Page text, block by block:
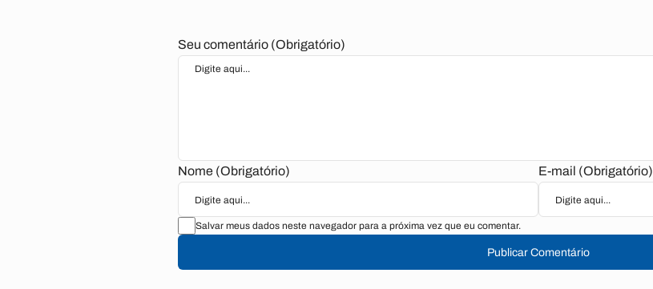
Seu comentário (Obrigatório)
Nome (Obrigatório) E-mail (Obrigatório)
Salvar meus dados neste navegador para a próxima vez que eu comentar.
Publicar Comentário